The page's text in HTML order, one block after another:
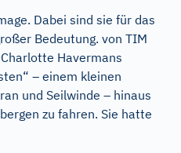
Dabei sind sie für das
Bedeutung. von TIM
Havermans
– einem kleinen
und Seilwinde – hinaus
zu fahren. Sie hatte